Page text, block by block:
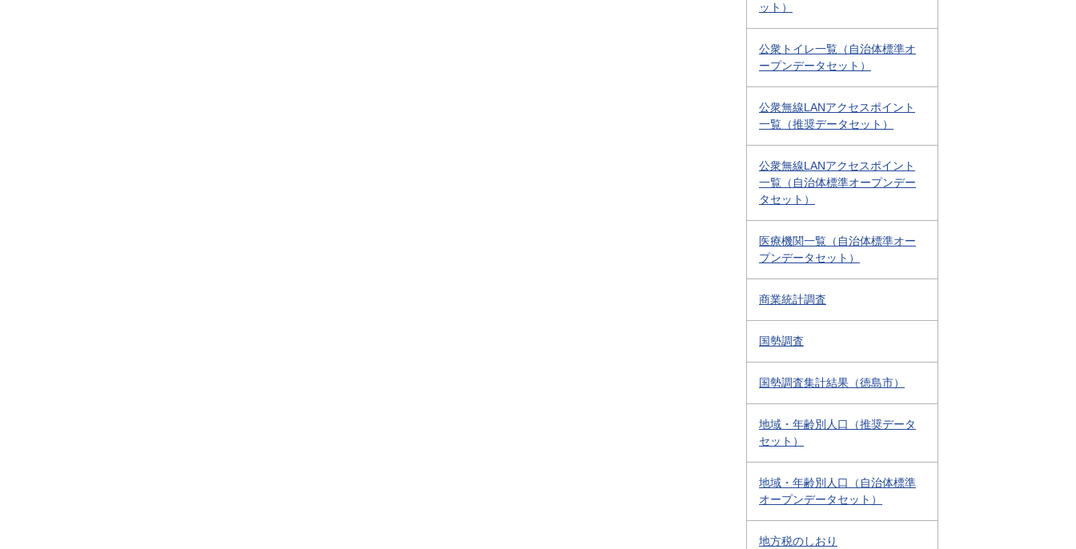
ット）
公衆トイレ一覧（自治体標準オ
ープンデータセット）
公衆無線LANアクセスポイント
一覧（推奨データセット）
公衆無線LANアクセスポイント
一覧（自治体標準オープンデー
タセット）
医療機関一覧（自治体標準オー
プンデータセット）
商業統計調査
国勢調査
国勢調査集計結果（徳島市）
地域・年齢別人口（推奨データ
セット）
地域・年齢別人口（自治体標準
オープンデータセット）
地方税のしおり